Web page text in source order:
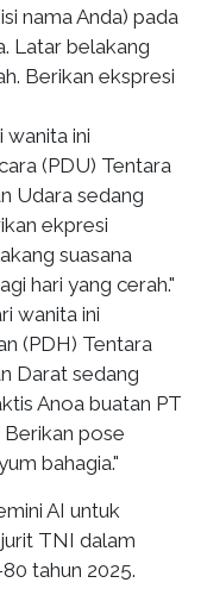
nama Anda) pada
Latar belakang
Berikan ekspresi
ini
(PDU) Tentara
Udara sedang
ekpresi
suasana
hari yang cerah."
wanita ini
(PDH) Tentara
Darat sedang
Anoa buatan PT
Berikan pose
bahagia."
AI untuk
TNI dalam
tahun 2025.